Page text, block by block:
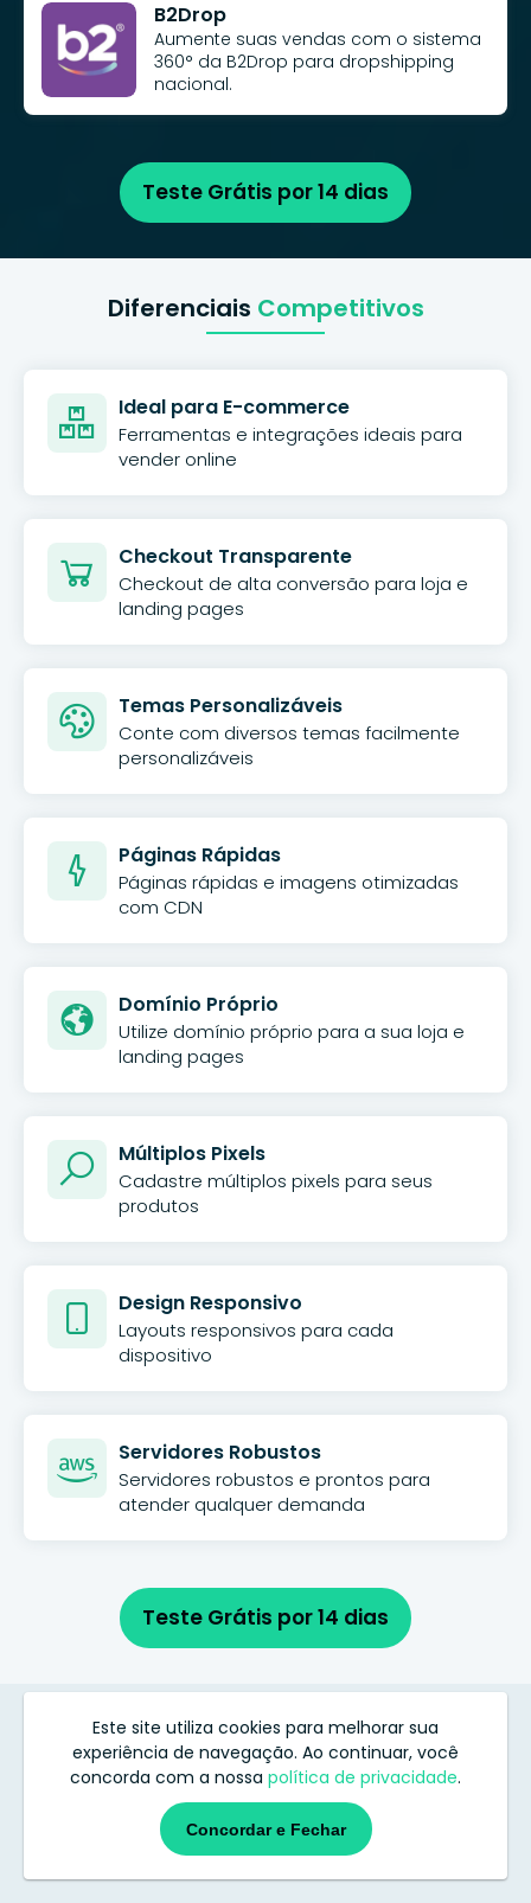
B2Drop
Aumente suas vendas com o sistema
360° da B2Drop para dropshipping
nacional.
Teste Grátis por 14 dias
Diferenciais Competitivos
Ideal para E-commerce
Ferramentas e integrações ideais para
vender online
Checkout Transparente
Checkout de alta conversão para loja e
landing pages
Temas Personalizáveis
Conte com diversos temas facilmente
personalizáveis
Páginas Rápidas
Páginas rápidas e imagens otimizadas
com CDN
Domínio Próprio
Utilize domínio próprio para a sua loja e
landing pages
Múltiplos Pixels
Cadastre múltiplos pixels para seus
produtos
Design Responsivo
Layouts responsivos para cada
dispositivo
Servidores Robustos
Servidores robustos e prontos para
atender qualquer demanda
Teste Grátis por 14 dias
Perguntas Frequentes
Este site utiliza cookies para melhorar sua
experiência de navegação. Ao continuar, você
concorda com a nossa política de privacidade.
Concordar e Fechar